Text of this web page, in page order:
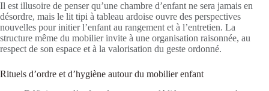
Il est illusoire de penser qu’une chambre d’enfant ne sera jamais en
désordre, mais le lit tipi à tableau ardoise ouvre des perspectives
nouvelles pour initier l’enfant au rangement et à l’entretien. La
structure même du mobilier invite à une organisation raisonnée, au
respect de son espace et à la valorisation du geste ordonné.
Rituels d’ordre et d’hygiène autour du mobilier enfant